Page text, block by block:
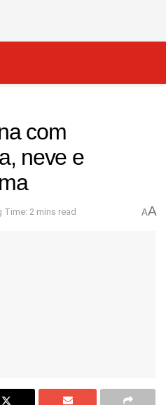
com
neve e
Time: 2 mins read AA